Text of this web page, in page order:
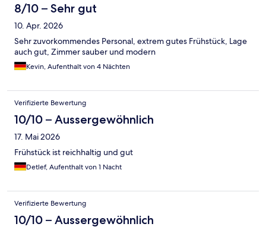
8/10 – Sehr gut
10. Apr. 2026
Sehr zuvorkommendes Personal, extrem gutes Frühstück, Lage
auch gut, Zimmer sauber und modern
Kevin, Aufenthalt von 4 Nächten
Verifizierte Bewertung
10/10 – Aussergewöhnlich
17. Mai 2026
Frühstück ist reichhaltig und gut
Detlef, Aufenthalt von 1 Nacht
Verifizierte Bewertung
10/10 – Aussergewöhnlich